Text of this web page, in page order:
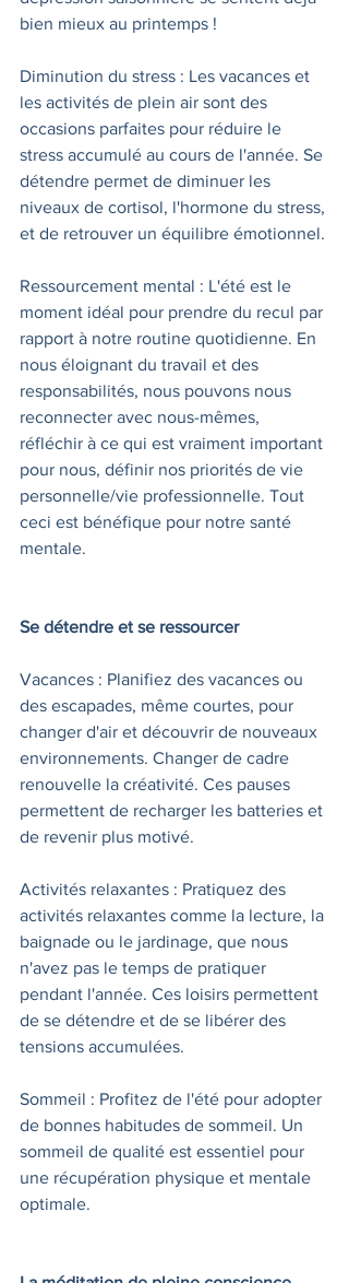
bien mieux au printemps !
Diminution du stress : Les vacances et
les activités de plein air sont des
occasions parfaites pour réduire le
stress accumulé au cours de l'année. Se
détendre permet de diminuer les
niveaux de cortisol, l'hormone du stress,
et de retrouver un équilibre émotionnel.
Ressourcement mental : L'été est le
moment idéal pour prendre du recul par
rapport à notre routine quotidienne. En
nous éloignant du travail et des
responsabilités, nous pouvons nous
reconnecter avec nous-mêmes,
réfléchir à ce qui est vraiment important
pour nous, définir nos priorités de vie
personnelle/vie professionnelle. Tout
ceci est bénéfique pour notre santé
mentale.
Se détendre et se ressourcer
Vacances : Planifiez des vacances ou
des escapades, même courtes, pour
changer d'air et découvrir de nouveaux
environnements. Changer de cadre
renouvelle la créativité. Ces pauses
permettent de recharger les batteries et
de revenir plus motivé.
Activités relaxantes : Pratiquez des
activités relaxantes comme la lecture, la
baignade ou le jardinage, que nous
n'avez pas le temps de pratiquer
pendant l'année. Ces loisirs permettent
de se détendre et de se libérer des
tensions accumulées.
Sommeil : Profitez de l'été pour adopter
de bonnes habitudes de sommeil. Un
sommeil de qualité est essentiel pour
une récupération physique et mentale
optimale.